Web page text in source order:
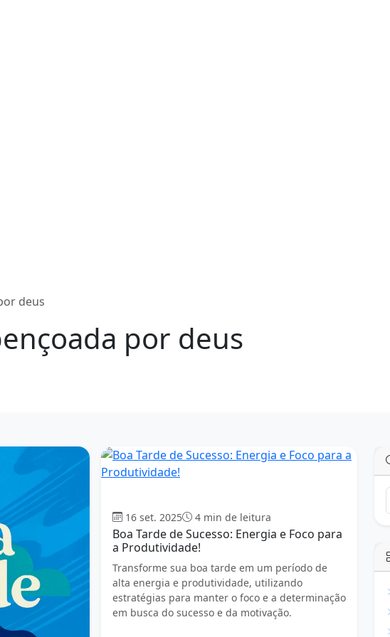
deus
por deus
16 set. 2025 4 min de leitura
Boa Tarde de Sucesso: Energia e Foco para
a Produtividade!
Transforme sua boa tarde em um período de
alta energia e produtividade, utilizando
estratégias para manter o foco e a determinação
em busca do sucesso e da motivação.